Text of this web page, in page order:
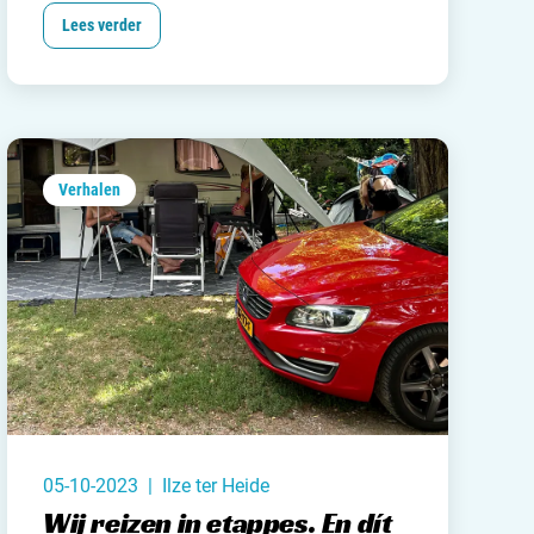
camping aan
/ adverteren
eerste vakantie hadden. Denise was niet
van het kamperen maar hield meer van
Lees verder
Verhalen
05-10-2023 | Ilze ter Heide
Wij reizen in etappes. En dít